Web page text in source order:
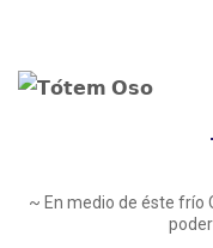
~ En medio de éste frío